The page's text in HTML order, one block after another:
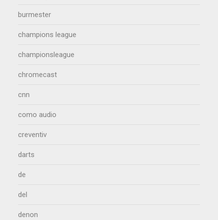
burmester
champions league
championsleague
chromecast
cnn
como audio
creventiv
darts
de
del
denon